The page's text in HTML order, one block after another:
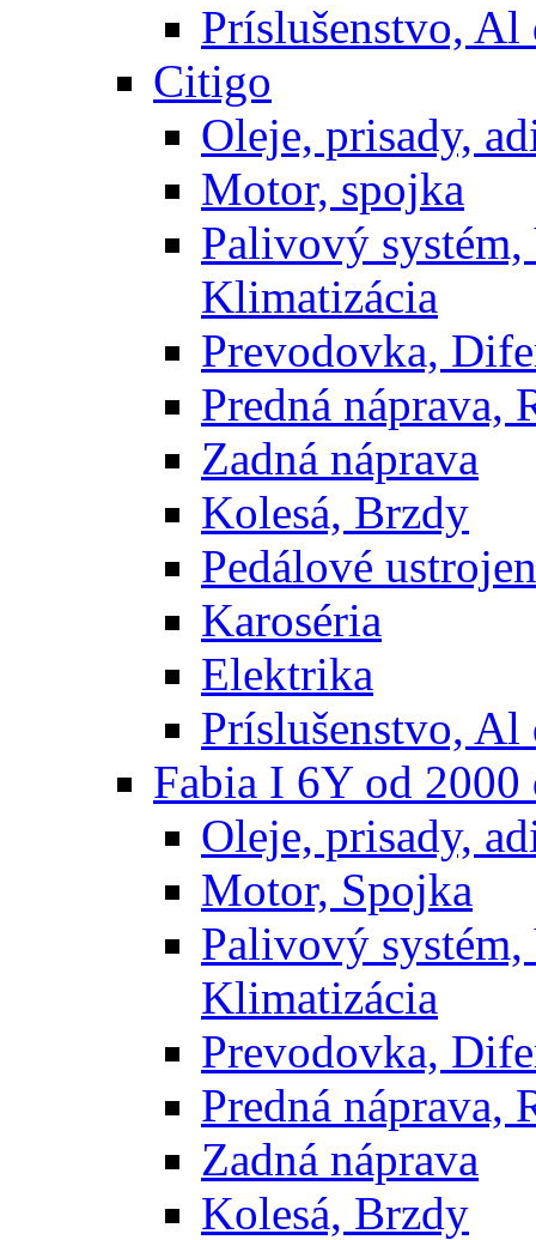
Príslušenstvo, Al
Citigo
Oleje, prisady,
Motor, spojka
Palivový
Klimatizácia
Prevodovka,
Predná náprava,
Zadná náprava
Kolesá, Brzdy
Pedálové
Karoséria
Elektrika
Príslušenstvo, Al
Fabia I 6Y od 2000
Oleje, prisady,
Motor, Spojka
Palivový
Klimatizácia
Prevodovka,
Predná náprava,
Zadná náprava
Kolesá, Brzdy